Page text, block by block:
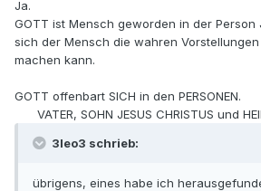
Ja.
GOTT ist Mensch geworden in der Person
sich der Mensch die wahren Vorstellungen
machen kann.
GOTT offenbart SICH in den PERSONEN.
VATER, SOHN JESUS CHRISTUS und
3leo3 schrieb:
übrigens, eines habe ich